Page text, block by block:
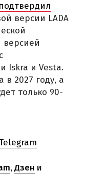
версии LADA
версией
Iskra и Vesta.
в 2027 году, а
только 90-
,Дзен и